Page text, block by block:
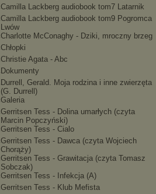
Camilla Lackberg audiobook tom7 Latarnik
Camilla Lackberg audiobook tom9 Pogromca
Lwów
Charlotte McConaghy - Dziki, mroczny brzeg
Chłopki
Christie Agata - Abc
Dokumenty
Durrell, Gerald. Moja rodzina i inne zwierzęta
(G. Durrell)
Galeria
Gerritsen Tess - Dolina umarłych (czyta
Marcin Popczyński)
Gerritsen Tess - Cialo
Gerritsen Tess - Dawca (czyta Wojciech
Chorąży)
Gerritsen Tess - Grawitacja (czyta Tomasz
Sobczak)
Gerritsen Tess - Infekcja (A)
Gerritsen Tess - Klub Mefista